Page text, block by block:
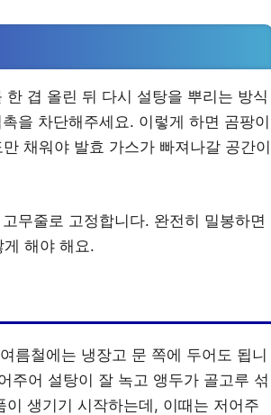
겹 올린 뒤 다시 설탕을 뿌리는 방식
을 차단해주세요. 이렇게 하면 곰팡이
채워야 발효 가스가 빠져나갈 공간이
무줄로 고정합니다. 완전히 밀봉하면
해야 해요.
름철에는 냉장고 문 쪽에 두어도 됩니
주어 설탕이 잘 녹고 앵두가 골고루 섞
생기기 시작하는데, 이때는 저어주